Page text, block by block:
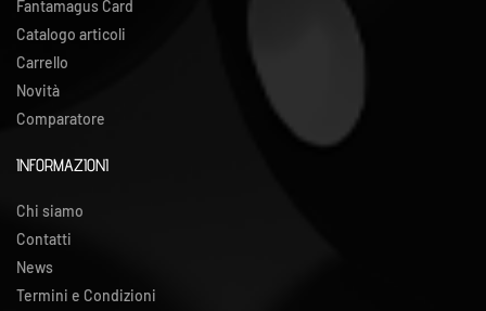
Fantamagus Card
Catalogo articoli
Carrello
Novità
Comparatore
INFORMAZIONI
Chi siamo
Contatti
News
Termini e Condizioni